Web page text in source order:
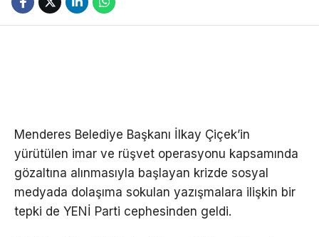
Menderes Belediye Başkanı İlkay Çiçek’in
yürütülen imar ve rüşvet operasyonu kapsamında
gözaltına alınmasıyla başlayan krizde sosyal
medyada dolaşıma sokulan yazışmalara ilişkin bir
tepki de YENİ Parti cephesinden geldi.